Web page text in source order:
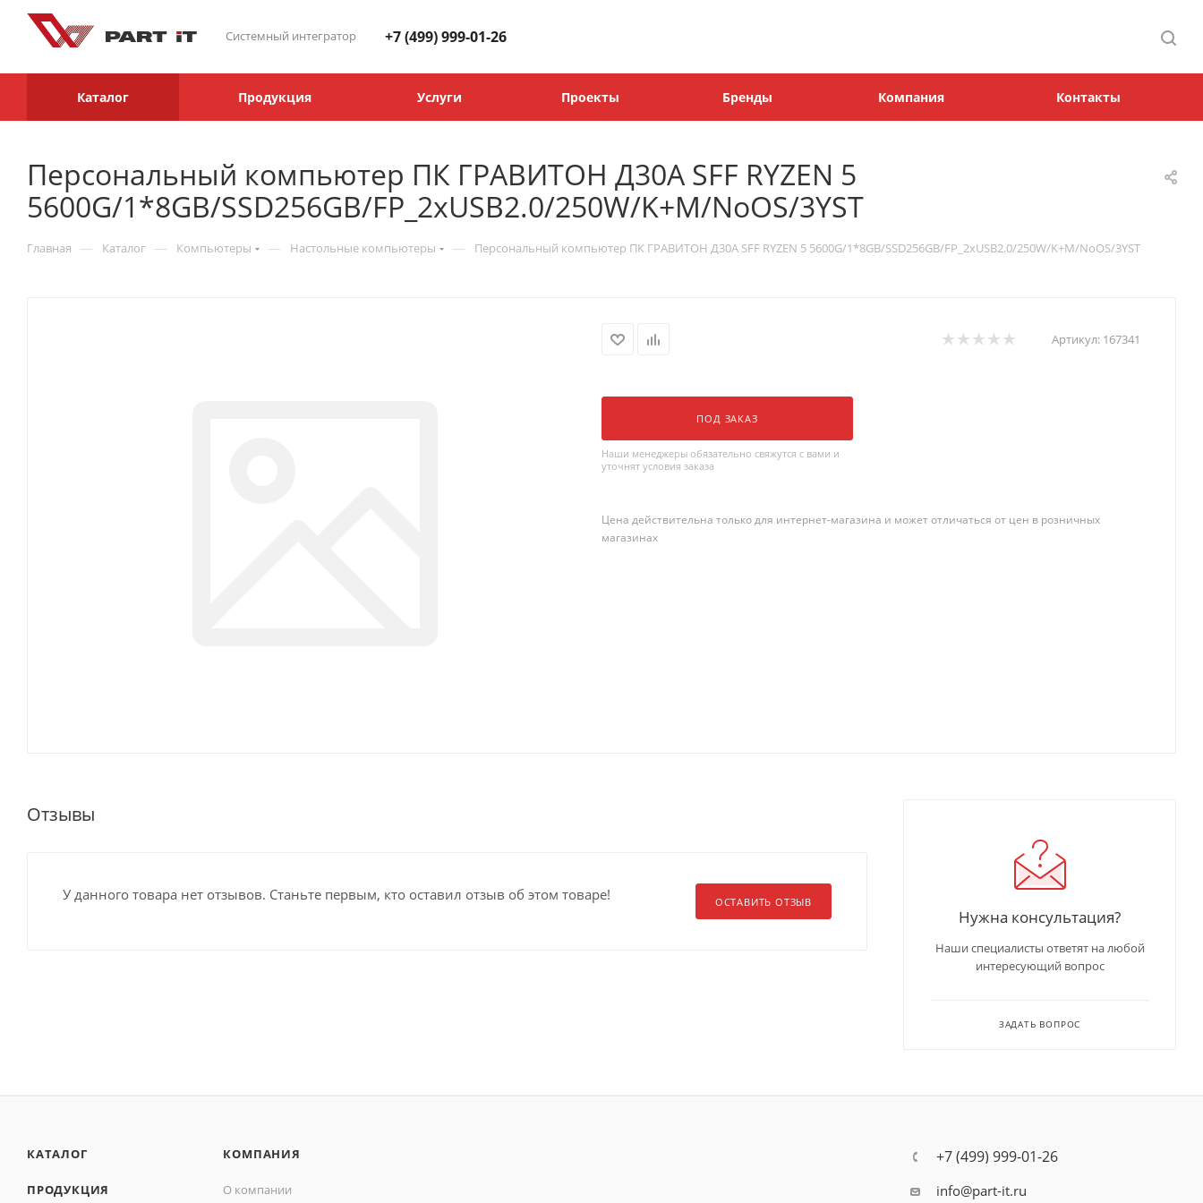
Системный интегратор +7 (499) 999-01-26
Каталог Продукция Услуги Проекты Бренды Компания Контакты
Персональный компьютер ПК ГРАВИТОН Д30А SFF RYZEN 5
5600G/1*8GB/SSD256GB/FP_2xUSB2.0/250W/K+M/NoOS/3YST
Главная — Каталог — Компьютеры — Настольные компьютеры — Персональный компьютер ПК ГРАВИТОН Д30А SFF RYZEN 5 5600G/1*8GB/SSD256GB/FP_2xUSB2.0/250W/K+M/NoOS/3YST
Артикул: 167341
ПОД ЗАКАЗ
Наши менеджеры обязательно свяжутся с вами и
уточнят условия заказа
Цена действительна только для интернет-магазина и может отличаться от цен в розничных
магазинах
Отзывы
ОСТАВИТЬ ОТЗЫВ
У данного товара нет отзывов. Станьте первым, кто оставил отзыв об этом товаре!
Нужна консультация?
Наши специалисты ответят на любой
интересующий вопрос
ЗАДАТЬ ВОПРОС
КАТАЛОГ
ПРОДУКЦИЯ
КОМПАНИЯ
О компании
+7 (499) 999-01-26
info@part-it.ru